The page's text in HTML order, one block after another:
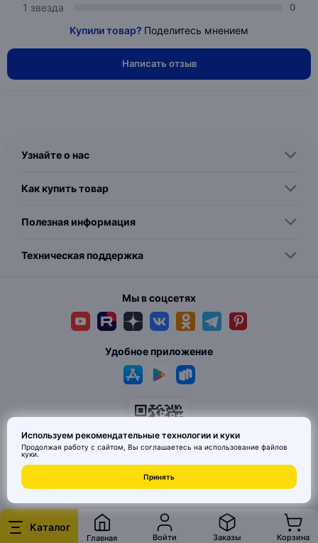
Каталог
Главная Войти Заказы Корзина
1 звезда 0
Купили товар? Поделитесь мнением
Написать отзыв
Узнайте о нас
Как купить товар
Полезная информация
Техническая поддержка
Мы в соцсетях
© 2026 MAI HE MAI. Маркетплейс дизайнерских товаров со всего
Китая по ценам заводов. Все права защищены.
Удобное приложение
Используем рекомендательные технологии и куки
Продолжая работу с сайтом, Вы соглашаетесь на использование файлов
куки.
Принять